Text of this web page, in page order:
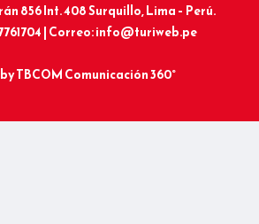
856 Int. 408 Surquillo, Lima – Perú.
| Correo: info@turiweb.pe
TBCOM Comunicación 360°